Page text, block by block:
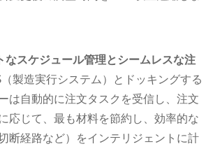
なスケジュール管理とシームレスな注
製造実行システム）とドッキングする
は自動的に注文タスクを受信し、注文
応じて、最も材料を節約し、効率的な
断経路など）をインテリジェントに計